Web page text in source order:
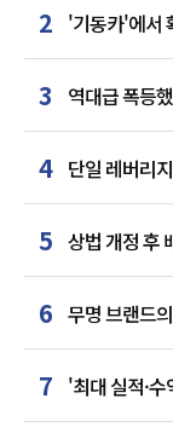
2 '기동카'에서
카드사 경쟁
3
역대급 폭등
급락
4 단일 레버리
5 상법 개정 후
최다'
6 무명 브랜드
7 '최대 실적·
말년 성장 박